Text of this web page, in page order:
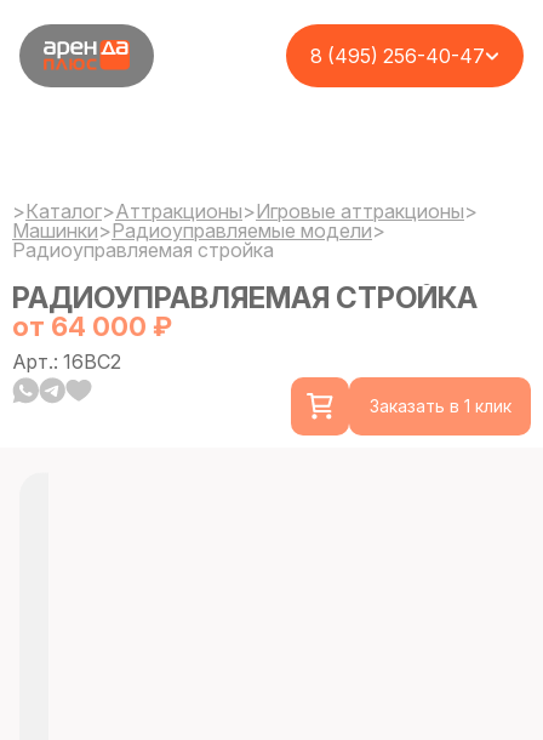
8 (495) 256-40-47
>Каталог>Аттракционы>Игровые аттракционы>
Машинки>Радиоуправляемые модели>
Радиоуправляемая стройка
РАДИОУПРАВЛЯЕМАЯ СТРОЙКА
от 64 000 ₽
Арт.: 16BC2
Заказать в 1 клик